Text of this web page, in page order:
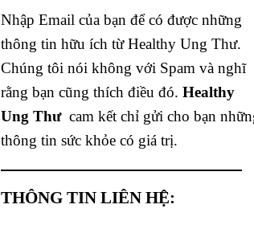
Nhập Email của bạn để có được những
thông tin hữu ích từ Healthy Ung Thư.
Chúng tôi nói không với Spam và nghĩ
rằng bạn cũng thích điều đó. Healthy
Ung Thư cam kết chỉ gửi cho bạn
thông tin sức khỏe có giá trị.
THÔNG TIN LIÊN HỆ: